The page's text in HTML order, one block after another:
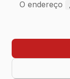
O endereço